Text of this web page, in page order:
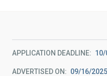
APPLICATION DEADLINE 10/
ADVERTISED ON 09/16/2025